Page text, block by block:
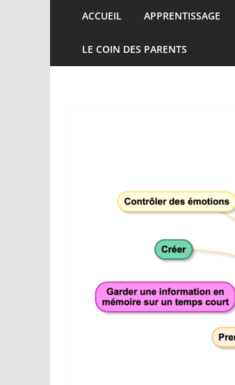
ACCUEIL APPRENTISSAGE
LE COIN DES PARENTS